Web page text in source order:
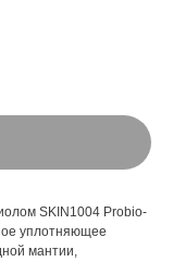
SKIN1004 Probio-
уплотняющее
мантии,